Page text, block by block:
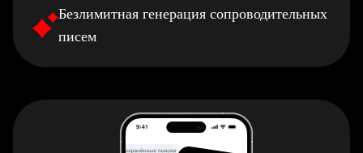
Безлимитная генерация сопроводительных
писем